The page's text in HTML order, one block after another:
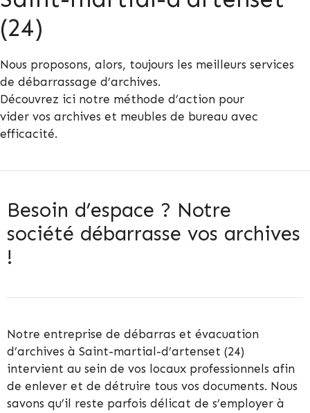
(24)
Nous proposons, alors, toujours les meilleurs services
de débarrassage d’archives.
Découvrez ici notre méthode d’action pour
vider vos archives et meubles de bureau avec
efficacité.
Besoin d’espace ? Notre
société débarrasse vos archives
!
Notre entreprise de débarras et évacuation
d’archives à Saint-martial-d’artenset (24)
intervient au sein de vos locaux professionnels afin
de enlever et de détruire tous vos documents. Nous
savons qu’il reste parfois délicat de s’employer à